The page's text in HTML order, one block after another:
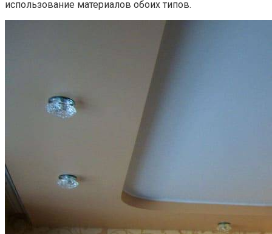
использование материалов обоих типов.